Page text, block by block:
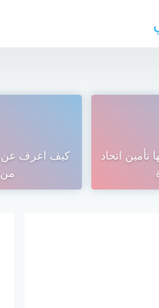
تأمين اتحاد
كيف اعرف عن